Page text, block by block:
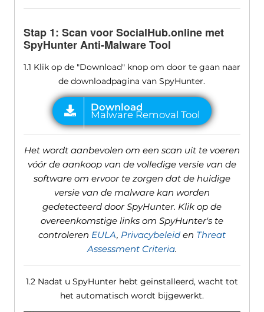
Stap 1: Scan voor SocialHub.online met
SpyHunter Anti-Malware Tool
1.1 Klik op de "Download" knop om door te gaan naar
de downloadpagina van SpyHunter.
Het wordt aanbevolen om een ​​scan uit te voeren
vóór de aankoop van de volledige versie van de
software om ervoor te zorgen dat de huidige
versie van de malware kan worden
gedetecteerd door SpyHunter. Klik op de
overeenkomstige links om SpyHunter's te
controleren EULA, Privacybeleiden Threat
Assessment Criteria.
1.2 Nadat u SpyHunter hebt geïnstalleerd, wacht tot
het automatisch wordt bijgewerkt.